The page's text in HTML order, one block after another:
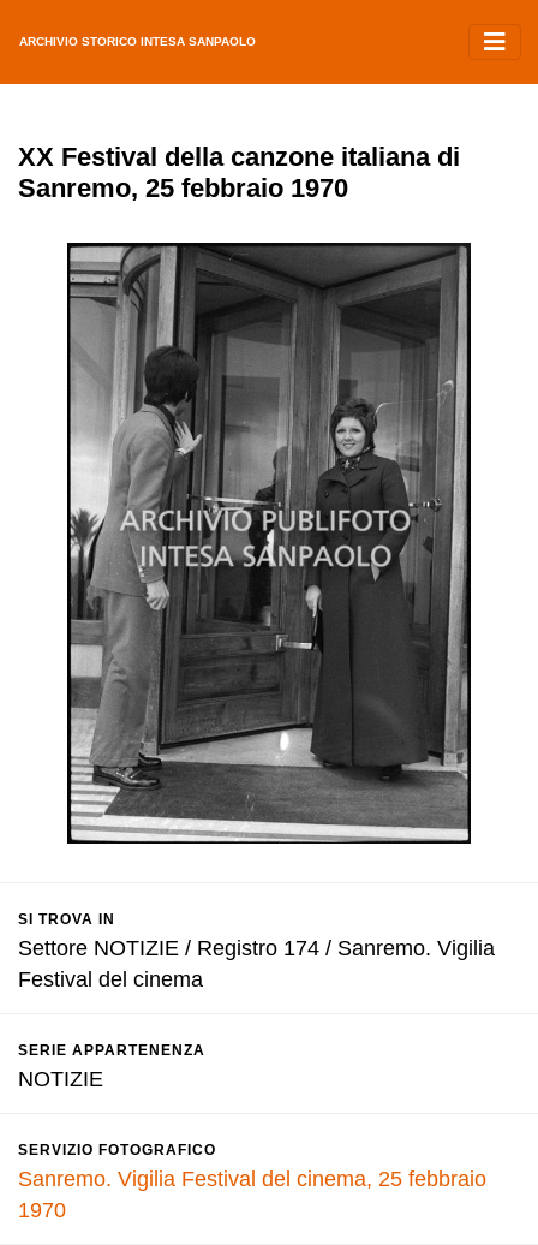
ARCHIVIO STORICO INTESA SANPAOLO
XX Festival della canzone italiana di
Sanremo, 25 febbraio 1970
SI TROVA IN
Settore NOTIZIE / Registro 174 / Sanremo. Vigilia
Festival del cinema
SERIE APPARTENENZA
NOTIZIE
SERVIZIO FOTOGRAFICO
Sanremo. Vigilia Festival del cinema, 25 febbraio
1970